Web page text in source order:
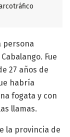
persona
Fue
27 años de
habría
fogata y con
llamas.
la provincia de